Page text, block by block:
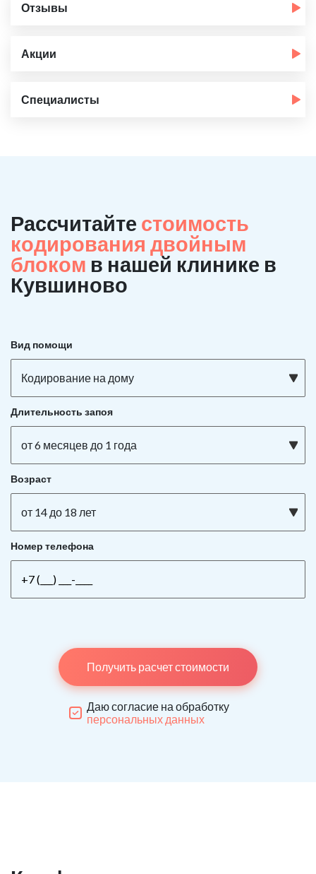
Отзывы
Акции
Специалисты
Рассчитайте стоимость
кодирования двойным
блоком в нашей клинике в
Кувшиново
Вид помощи
Кодирование на дому
Длительность запоя
от 6 месяцев до 1 года
Возраст
от 14 до 18 лет
Номер телефона
Получить расчет стоимости
Даю согласие на обработку
персональных данных